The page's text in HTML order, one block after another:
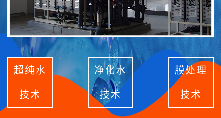
超纯水
技术
净化水
技术
膜处理
技术